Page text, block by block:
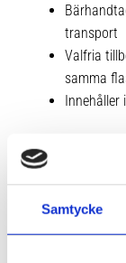
Samtycke
transport
Valfria
samma
Innehåller
Tekniska